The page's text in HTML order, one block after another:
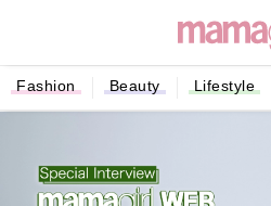
Fashion Beauty Lifestyle